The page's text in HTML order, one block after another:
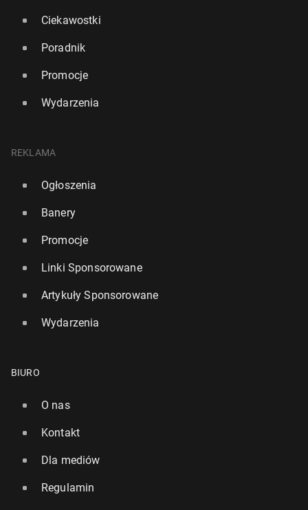
Ciekawostki
Poradnik
Promocje
Wydarzenia
REKLAMA
Ogłoszenia
Banery
Promocje
Linki Sponsorowane
Artykuły Sponsorowane
Wydarzenia
BIURO
O nas
Kontakt
Dla mediów
Regulamin